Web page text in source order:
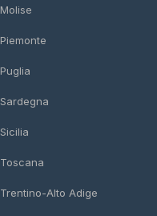
Molise
Piemonte
Puglia
Sardegna
Sicilia
Toscana
Trentino-Alto Adige